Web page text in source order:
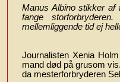
Manus Albino stikker
fange
mellemliggende tid ej
Journalisten Xenia
mand død på grusom
da mesterforbryderen